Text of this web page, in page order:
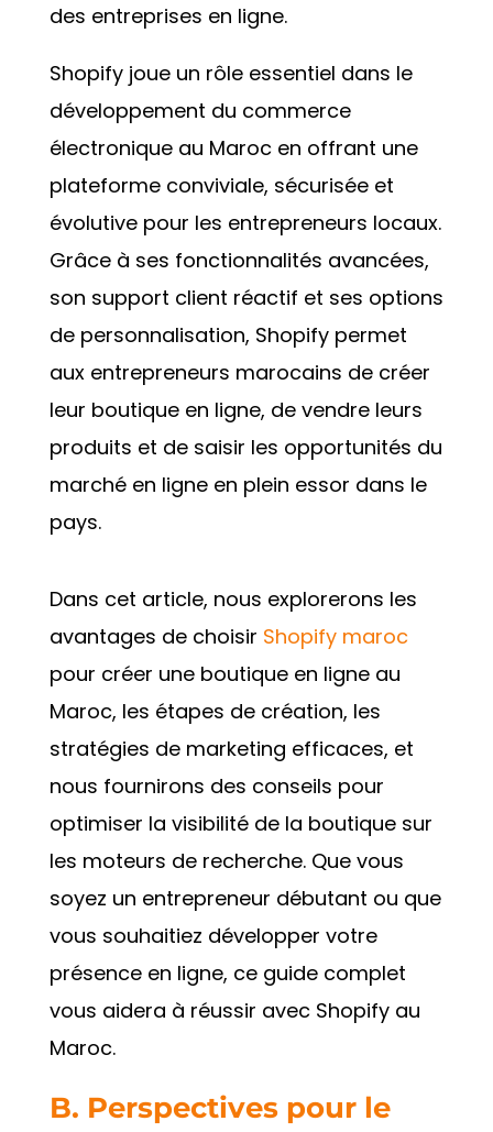
des entreprises en ligne.
Shopify joue un rôle essentiel dans le
développement du commerce
électronique au Maroc en offrant une
plateforme conviviale, sécurisée et
évolutive pour les entrepreneurs locaux.
Grâce à ses fonctionnalités avancées,
son support client réactif et ses options
de personnalisation, Shopify permet
aux entrepreneurs marocains de créer
leur boutique en ligne, de vendre leurs
produits et de saisir les opportunités du
marché en ligne en plein essor dans le
pays.
Dans cet article, nous explorerons les
avantages de choisir Shopify maroc
pour créer une boutique en ligne au
Maroc, les étapes de création, les
stratégies de marketing efficaces, et
nous fournirons des conseils pour
optimiser la visibilité de la boutique sur
les moteurs de recherche. Que vous
soyez un entrepreneur débutant ou que
vous souhaitiez développer votre
présence en ligne, ce guide complet
vous aidera à réussir avec Shopify au
Maroc.
B. Perspectives pour le